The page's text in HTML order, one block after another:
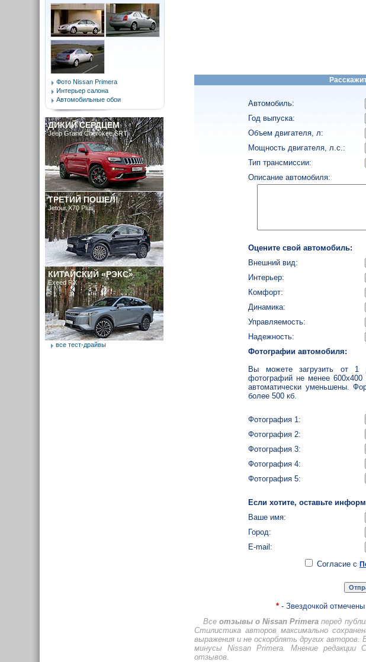
Автомобиль:
Год выпуска:
Объем двигателя, л:
Мощность двигателя, л.с.:
Тип трансмиссии:
Описание автомобиля:
Оцените свой автомобиль:
Внешний вид:
Интерьер:
Комфорт:
Динамика:
Управляемость:
Надежность:
Фотографии автомобиля:
Вы можете загрузить от 1
фотографий не менее 600x400
автоматически уменьшены.
более 500 кб.
Фотография 1:
Фотография 2:
Фотография 3:
Фотография 4:
Фотография 5:
Если хотите, оставьте
Ваше имя:
Город:
E-mail:
Согласие с
* - Звездочкой
Всеотзывы о Nissan Primera перед
Стилистика авторов максимально
выражения и не оскорблять других
минусы Nissan Primera. Мнение редакции
отзывов.
Фото Nissan Primera
Интерьер салона
Автомобильные обои
ДИКИЙ СЕРДЦЕМ
Jeep Grand Cherokee SRT
ТРЕТИЙ ПОШЕЛ!
Jetour X70 Plus
КИТАЙСКИЙ «РЭКС»
Exeed RX
все тест-драйвы